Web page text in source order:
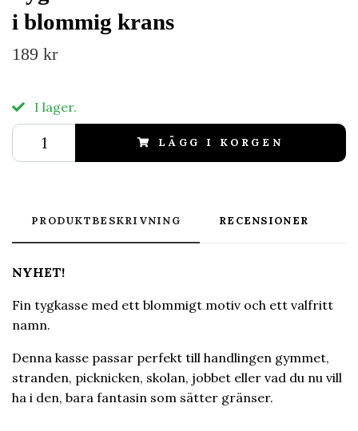
i blommig krans
189 kr
I lager.
LÄGG I KORGEN
PRODUKTBESKRIVNING RECENSIONER
NYHET!
Fin tygkasse med ett blommigt motiv och ett valfritt
namn.
Denna kasse passar perfekt till handlingen gymmet,
stranden, picknicken, skolan, jobbet eller vad du nu vill
ha i den, bara fantasin som sätter gränser.